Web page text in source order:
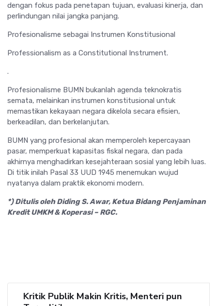
dengan fokus pada penetapan tujuan, evaluasi kinerja, dan
perlindungan nilai jangka panjang.
Profesionalisme sebagai Instrumen Konstitusional
Professionalism as a Constitutional Instrument.
.
Profesionalisme BUMN bukanlah agenda teknokratis
semata, melainkan instrumen konstitusional untuk
memastikan kekayaan negara dikelola secara efisien,
berkeadilan, dan berkelanjutan.
BUMN yang profesional akan memperoleh kepercayaan
pasar, memperkuat kapasitas fiskal negara, dan pada
akhirnya menghadirkan kesejahteraan sosial yang lebih luas.
Di titik inilah Pasal 33 UUD 1945 menemukan wujud
nyatanya dalam praktik ekonomi modern.
*) Ditulis oleh Diding S. Awar, ⁠Ketua Bidang Penjaminan
Kredit UMKM & Koperasi – RGC.
Kritik Publik Makin Kritis, Menteri pun